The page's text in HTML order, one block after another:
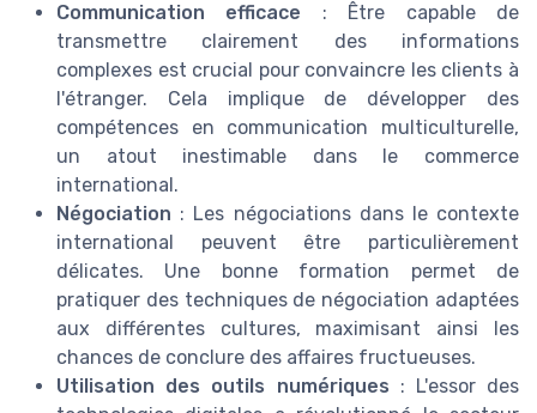
Communication efficace : Être capable de
transmettre clairement des informations
complexes est crucial pour convaincre les clients à
l'étranger. Cela implique de développer des
compétences en communication multiculturelle,
un atout inestimable dans le commerce
international.
Négociation : Les négociations dans le contexte
international peuvent être particulièrement
délicates. Une bonne formation permet de
pratiquer des techniques de négociation adaptées
aux différentes cultures, maximisant ainsi les
chances de conclure des affaires fructueuses.
Utilisation des outils numériques : L'essor des